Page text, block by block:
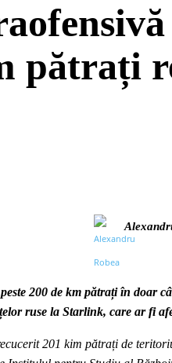
pătrați
200 de km pătrați în doar
ruse la Starlink, care ar fi
201 kim pătrați de